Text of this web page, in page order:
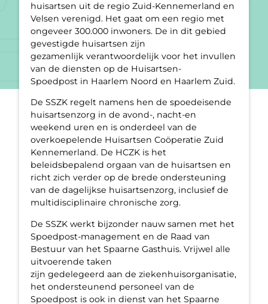
huisartsen uit de regio Zuid-Kennemerland en
Velsen verenigd. Het gaat om een regio met
ongeveer 300.000 inwoners. De in dit gebied
gevestigde huisartsen zijn
gezamenlijk verantwoordelijk voor het invullen
van de diensten op de Huisartsen-
Spoedpost in Haarlem Noord en Haarlem Zuid.
De SSZK regelt namens hen de spoedeisende
huisartsenzorg in de avond-, nacht-en
weekend uren en is onderdeel van de
overkoepelende Huisartsen Coöperatie Zuid
Kennemerland. De HCZK is het
beleidsbepalend orgaan van de huisartsen en
richt zich verder op de brede ondersteuning
van de dagelijkse huisartsenzorg, inclusief de
multidisciplinaire chronische zorg.
De SSZK werkt bijzonder nauw samen met het
Spoedpost-management en de Raad van
Bestuur van het Spaarne Gasthuis. Vrijwel alle
uitvoerende taken
zijn gedelegeerd aan de ziekenhuisorganisatie,
het ondersteunend personeel van de
Spoedpost is ook in dienst van het Spaarne